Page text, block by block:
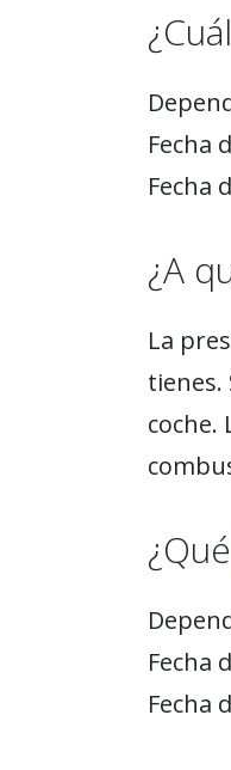
Fecha
Fecha
¿A
La
tienes.
coche.
¿Qué
Fecha
Fecha